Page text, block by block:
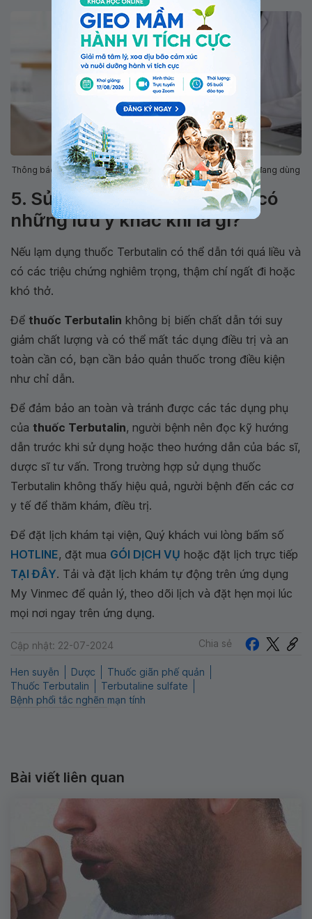
Thông báo với bác sĩ kê đơn Terbutalin về các loại thuốc bạn đang dùng
5. Sử dụng thuốc Terbutalin có
những lưu ý khác khi là gì?
Nếu lạm dụng thuốc Terbutalin có thể dẫn tới quá liều và
có các triệu chứng nghiêm trọng, thậm chí ngất đi hoặc
khó thở.
Để thuốc Terbutalin không bị biến chất dẫn tới suy
giảm chất lượng và có thể mất tác dụng điều trị và an
toàn cần có, bạn cần bảo quản thuốc trong điều kiện
như chỉ dẫn.
Để đảm bảo an toàn và tránh được các tác dụng phụ
của thuốc Terbutalin, người bệnh nên đọc kỹ hướng
dẫn trước khi sử dụng hoặc theo hướng dẫn của bác sĩ,
dược sĩ tư vấn. Trong trường hợp sử dụng thuốc
Terbutalin không thấy hiệu quả, người bệnh đến các cơ
y tế để thăm khám, điều trị.
Để đặt lịch khám tại viện, Quý khách vui lòng bấm số
HOTLINE, đặt mua GÓI DỊCH VỤ hoặc đặt lịch trực tiếp
TẠI ĐÂY. Tải và đặt lịch khám tự động trên ứng dụng
My Vinmec để quản lý, theo dõi lịch và đặt hẹn mọi lúc
mọi nơi ngay trên ứng dụng.
Cập nhật: 22-07-2024 Chia sẻ
Hen suyễn Dược
Thuốc giãn phế quản
Thuốc Terbutalin
Terbutaline sulfate
Bệnh phổi tắc nghẽn mạn tính
Bài viết liên quan